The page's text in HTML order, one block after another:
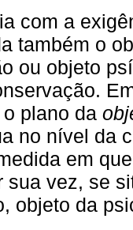
com a
também o
ou objeto
plano da
no nível da
em
sua vez, se
objeto da